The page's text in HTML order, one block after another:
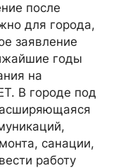
после
для города,
заявление
годы
на
В городе под
санации,
работу